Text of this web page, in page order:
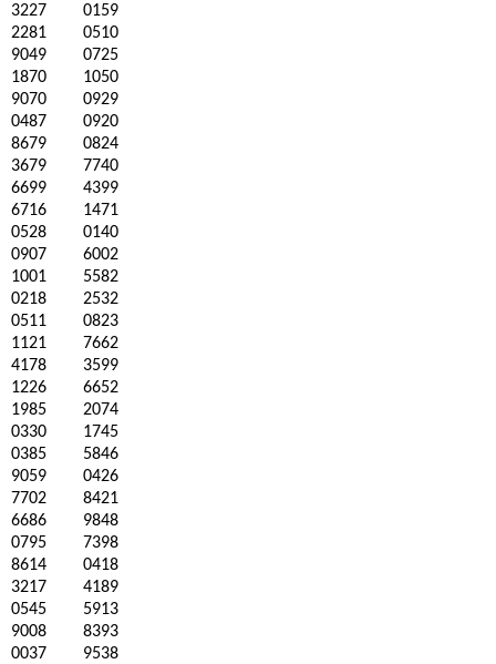
3227
0159
2281
0510
9049
0725
1870
1050
9070
0929
0487
0920
8679
0824
3679
7740
6699
4399
6716
1471
0528
0140
0907
6002
1001
5582
0218
2532
0511
0823
1121
7662
4178
3599
1226
6652
1985
2074
0330
1745
0385
5846
9059
0426
7702
8421
6686
9848
0795
7398
8614
0418
3217
4189
0545
5913
9008
8393
0037
9538